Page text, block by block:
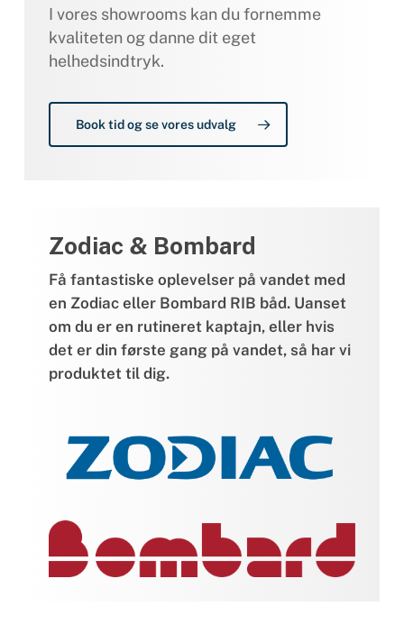
I vores showrooms kan du fornemme
kvaliteten og danne dit eget
helhedsindtryk.
Book tid og se vores udvalg
Zodiac & Bombard
Få fantastiske oplevelser på vandet med
en Zodiac eller Bombard RIB båd. Uanset
om du er en rutineret kaptajn, eller hvis
det er din første gang på vandet, så har vi
produktet til dig.